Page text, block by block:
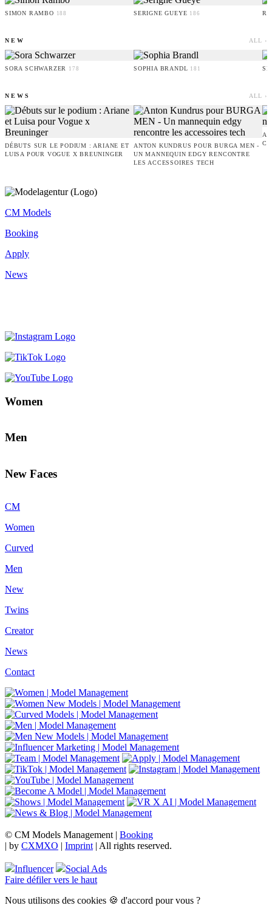
SIMON RAMBO 188 SERIGNE GUEYE 186
NEW ALL ›
SORA SCHWARZER 178 SOPHIA BRANDL 181
NEWS ALL ›
DÉBUTS SUR LE PODIUM : ARIANE ET
LUISA POUR VOGUE X BREUNINGER
ANTON KUNDRUS POUR BURGA MEN -
UN MANNEQUIN EDGY RENCONTRE
LES ACCESSOIRES TECH
CM Models
Booking
Apply
News
Women
Men
New Faces
CM
Women
Curved
Men
New
Twins
Creator
News
Contact
© CM Models Management | Booking
| by CXMXO | Imprint| All rights reserved.
Influencer
Social Ads
Faire défiler vers le haut
Nous utilisons des cookies 🍪 d'accord pour vous ?